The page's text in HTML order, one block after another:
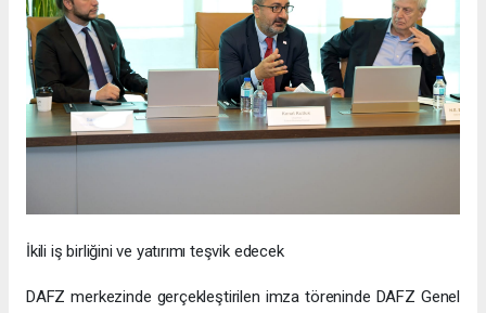
İkili iş birliğini ve yatırımı teşvik edecek
DAFZ merkezinde gerçekleştirilen imza töreninde DAFZ Genel